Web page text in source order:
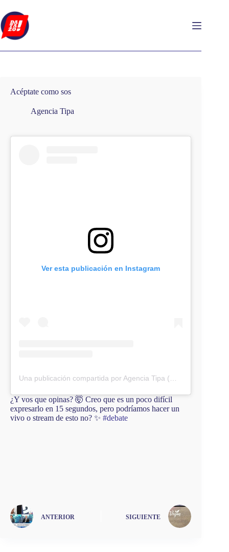
contenido
Acéptate como sos
Agencia Tipa
Ver esta publicación en Instagram
Una publicación compartida por Agencia Tipa (@agencia.tipa)
¿Y vos que opinas? 🤯 Creo que es un poco difícil
expresarlo en 15 segundos, pero podríamos hacer un
vivo o stream de esto no? ✨ #debate
ANTERIOR SIGUIENTE